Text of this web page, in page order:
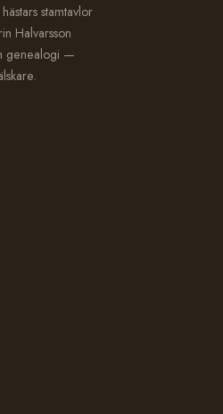
stamtavlor
Halvarsson
genealogi —